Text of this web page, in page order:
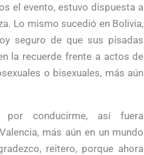
el evento, estuvo dispuesta a
Lo mismo sucedió en Bolivia,
seguro de que sus pisadas
la recuerde frente a actos de
o bisexuales, más aún
conducirme, así fuera
más aún en un mundo
reitero, porque ahora